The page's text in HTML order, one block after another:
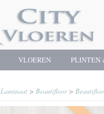
VLOEREN PLINTEN
Laminaat > Beautifloor>